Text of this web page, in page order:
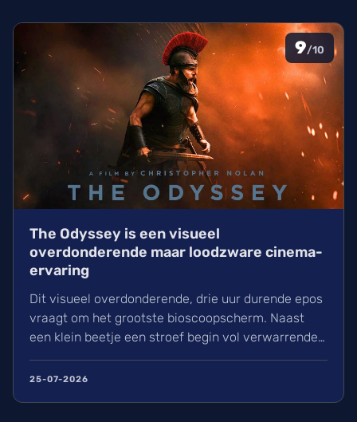
9/10
The Odyssey is een visueel
overdonderende maar loodzware cinema-
ervaring
Dit visueel overdonderende, drie uur durende epos
vraagt om het grootste bioscoopscherm. Naast
een klein beetje een stroef begin vol verwarrende
film in een indrukwekkend epos vol praktische
25-07-2026